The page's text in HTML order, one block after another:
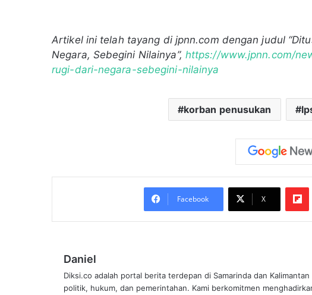
Artikel ini telah tayang di jpnn.com dengan judul
Negara, Sebegini Nilainya”, https://www.jpnn.com/
rugi-dari-negara-sebegini-nilainya
korban penusukan
Facebook X
Daniel
Diksi.co adalah portal berita terdepan di Samarinda dan
politik, hukum, dan pemerintahan. Kami berkomitmen